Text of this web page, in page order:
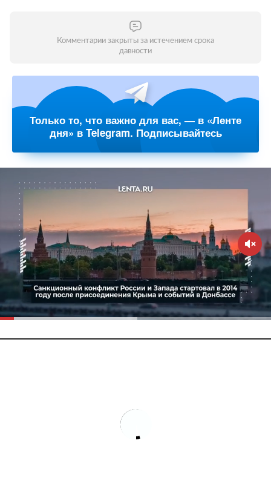
Комментарии закрыты за истечением срока
давности
Только то, что важно для вас, — в «Ленте
дня» в Telegram. Подписывайтесь